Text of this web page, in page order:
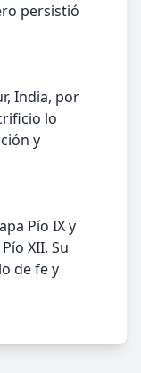
persistió
India, por
lo
y
Pío IX y
XII. Su
de fe y